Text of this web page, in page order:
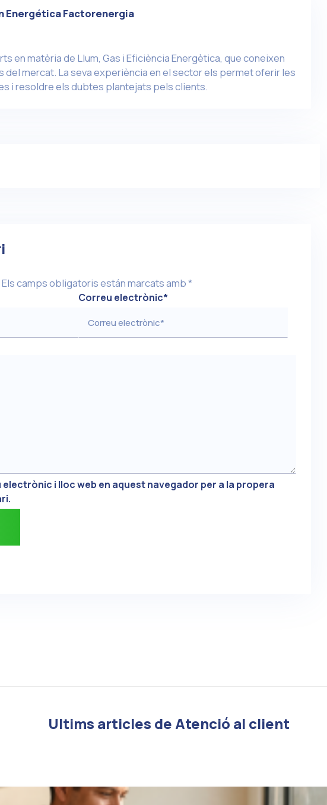
Energética Factorenergia
en matèria de Llum, Gas i Eficiència Energètica, que coneixen
del mercat. La seva experiència en el sector els permet oferir les
i resoldre els dubtes plantejats pels clients.
Els camps obligatoris están marcats amb*
Correu electrònic*
electrònic i lloc web en aquest navegador per a la propera
Ultims articles de Atenció al client